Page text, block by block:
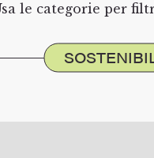
le categorie per